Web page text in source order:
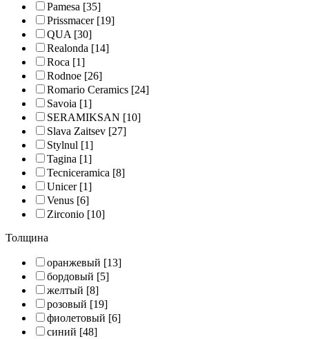
Pamesa [35]
Prissmacer[19]
QUA[30]
Realonda [14]
Roca [1]
Rodnoe [26]
Romario Ceramics [24]
Savoia [1]
SERAMIKSAN [10]
Slava Zaitsev [27]
Stylnul [1]
Tagina [1]
Tecniceramica [8]
Unicer[1]
Venus [6]
Zirconio [10]
Толщина
оранжевый [13]
бордовый [5]
желтый [8]
розовый [19]
фиолетовый [6]
синий [48]